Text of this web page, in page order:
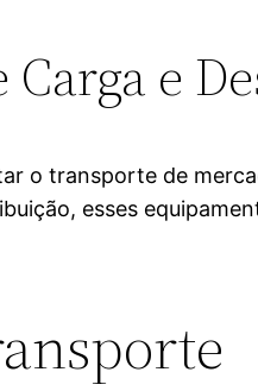
e
o transporte de
esses